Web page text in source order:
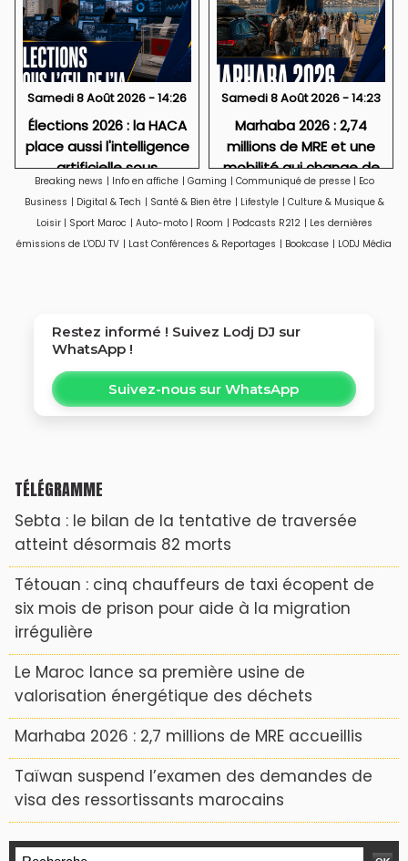
Samedi 8 Août 2026 - 14:26
Élections 2026 : la HACA
place aussi l'intelligence
artificielle sous
surveillance
Samedi 8 Août 2026 - 14:23
Marhaba 2026 : 2,74
millions de MRE et une
mobilité qui change de
visage
Breaking news | Info en affiche | Gaming | Communiqué de presse | Eco
Business | Digital & Tech | Santé & Bien être | Lifestyle | Culture & Musique &
Loisir | Sport Maroc | Auto-moto | Room | Podcasts R212 | Les dernières
émissions de L'ODJ TV | Last Conférences & Reportages | Bookcase | LODJ Média
Restez informé ! Suivez Lodj DJ sur
WhatsApp !
Suivez-nous sur WhatsApp
TÉLÉGRAMME
Sebta : le bilan de la tentative de traversée
atteint désormais 82 morts
Tétouan : cinq chauffeurs de taxi écopent de
six mois de prison pour aide à la migration
irrégulière
Le Maroc lance sa première usine de
valorisation énergétique des déchets
Marhaba 2026 : 2,7 millions de MRE accueillis
Taïwan suspend l’examen des demandes de
visa des ressortissants marocains